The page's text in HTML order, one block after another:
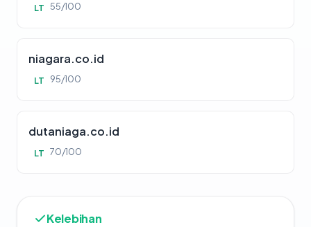
LT 55/100
niagara.co.id
LT 95/100
dutaniaga.co.id
LT 70/100
Kelebihan